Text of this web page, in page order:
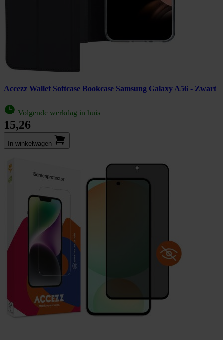
Accezz Wallet Softcase Bookcase Samsung Galaxy A56 - Zwart
Volgende werkdag in huis
15,26
In winkel­wagen